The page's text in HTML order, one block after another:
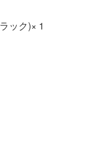
ック)× 1